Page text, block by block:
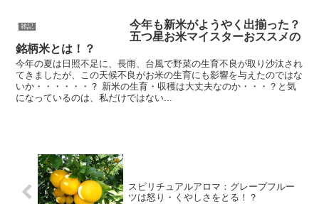
雑記
今年も新米がようやく出揃った？
五つ星お米マイスターおススメの
銘柄米とは！？
今年の夏は日照不足に、長雨、台風で野菜の生育不良が取り沙汰され
てきましたが、この天候不良がお米の生育にも影響を与えたのではな
いか・・・・・・？ 新米の生育・収穫は大丈夫なのか・・・？と気
になっているのは、私だけではない...
スピリチュアルアロマ：グレープフルー
ツは怒り・くやしさをとる！？